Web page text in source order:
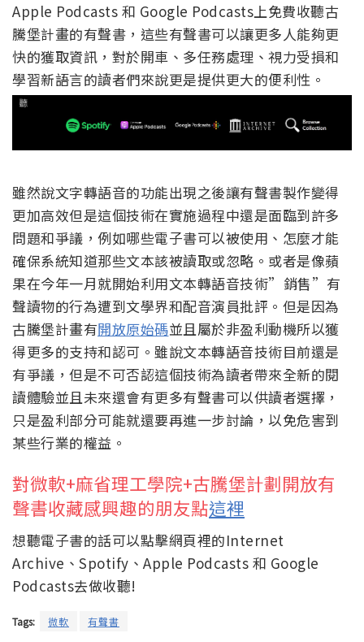
Apple Podcasts 和 Google Podcasts上免費收聽古
騰堡計畫的有聲書，這些有聲書可以讓更多人能夠更
快的獲取資訊，對於開車、多任務處理、視力受損和
學習新語言的讀者們來說更是提供更大的便利性。
雖然說文字轉語音的功能出現之後讓有聲書製作變得
更加高效但是這個技術在實施過程中還是面臨到許多
問題和爭議，例如哪些電子書可以被使用、怎麼才能
確保系統知道那些文本該被讀取或忽略。或者是像蘋
果在今年一月就開始利用文本轉語音技術”銷售”有
聲讀物的行為遭到文學界和配音演員批評。但是因為
古騰堡計畫有開放原始碼並且屬於非盈利動機所以獲
得更多的支持和認可。雖說文本轉語音技術目前還是
有爭議，但是不可否認這個技術為讀者帶來全新的閱
讀體驗並且未來還會有更多有聲書可以供讀者選擇，
只是盈利部分可能就還要再進一步討論，以免危害到
某些行業的權益。
對微軟+麻省理工學院+古騰堡計劃開放有
聲書收藏感興趣的朋友點這裡
想聽電子書的話可以點擊網頁裡的Internet
Archive、Spotify、Apple Podcasts 和 Google
Podcasts去做收聽!
Tags: 微軟 有聲書